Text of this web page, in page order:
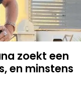
zoekt een
en minstens